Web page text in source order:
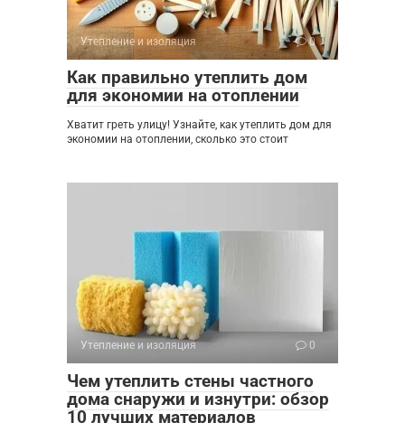
Утепление и изоляция 0
Как правильно утеплить дом
для экономии на отоплении
Хватит греть улицу! Узнайте, как утеплить дом для
экономии на отоплении, сколько это стоит
Утепление и изоляция 0
Чем утеплить стены частного
дома снаружи и изнутри: обзор
10 лучших материалов